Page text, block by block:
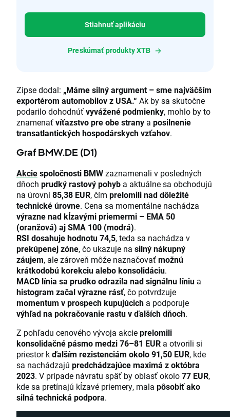
Stiahnuť aplikáciu
Preskúmať produkty XTB
Zipse dodal: „Máme silný argument – sme najväčším
exportérom automobilov z USA.“ Ak by sa skutočne
podarilo dohodnúťvyvážené podmienky, mohlo by to
znamenaťvíťazstvo pre obe strany a posilnenie
transatlantických hospodárskych vzťahov.
Graf BMW.DE (D1)
Akciespoločnosti BMWzaznamenali v posledných
dňoch prudký rastový pohyb a aktuálne sa obchodujú
na úrovni 85,38 EUR, čím prelomili nad dôležité
technické úrovne. Cena sa momentálne nachádza
výrazne nad kĺzavými priemermi – EMA 50
(oranžová) aj SMA 100 (modrá).
RSI dosahuje hodnotu 74,5, teda sa nachádza v
prekúpenej zóne, čo ukazuje na silný nákupný
záujem, ale zároveň môže naznačovaťmožnú
krátkodobú korekciu alebo konsolidáciu.
MACD línia sa prudko odrazila nad signálnu líniu a
histogram začal výrazne rásť, čo potvrdzuje
momentum v prospech kupujúcich a podporuje
výhľad na pokračovanie rastu v ďalších dňoch.
Z pohľadu cenového vývoja akcieprelomili
konsolidačné pásmo medzi 76–81 EUR a otvorili si
priestor kďalším rezistenciám okolo 91,50 EUR, kde
sa nachádzajú predchádzajúce maximá z októbra
2023. V prípade návratu späť by oblasť okolo77 EUR,
kde sa pretínajú kĺzavé priemery, mala pôsobiť ako
silná technická podpora.